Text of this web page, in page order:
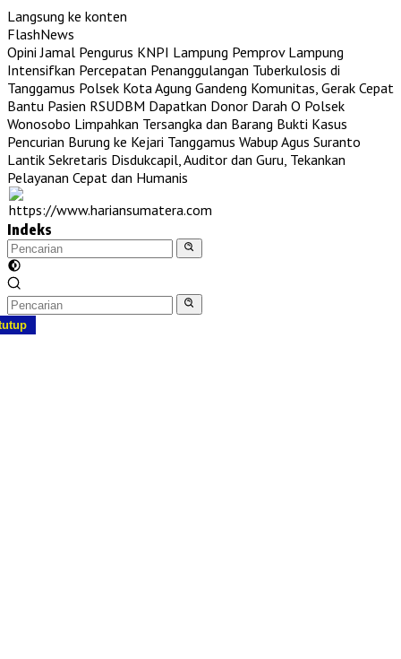
Langsung ke konten
FlashNews
Opini Jamal Pengurus KNPI Lampung Pemprov Lampung
Intensifkan Percepatan Penanggulangan Tuberkulosis di
Tanggamus Polsek Kota Agung Gandeng Komunitas, Gerak Cepat
Bantu Pasien RSUDBM Dapatkan Donor Darah O Polsek
Wonosobo Limpahkan Tersangka dan Barang Bukti Kasus
Pencurian Burung ke Kejari Tanggamus Wabup Agus Suranto
Lantik Sekretaris Disdukcapil, Auditor dan Guru, Tekankan
Pelayanan Cepat dan Humanis
Indeks